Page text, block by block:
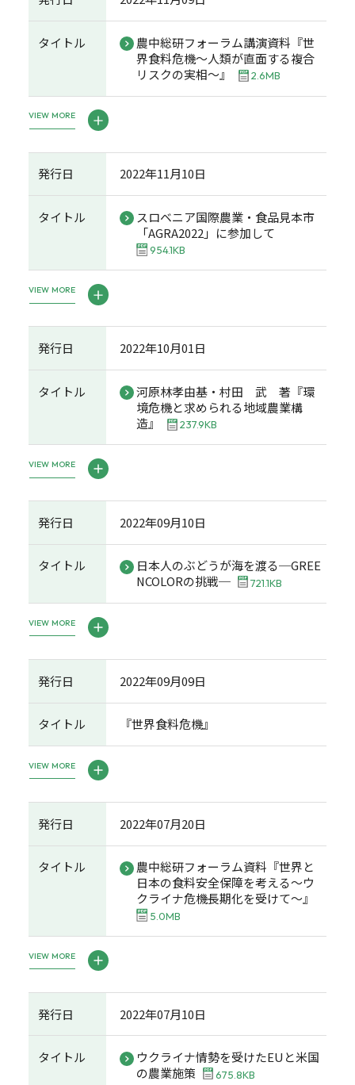
タイトル
農中総研フォーラム講演資料『世
界食料危機～人類が直面する複合
リスクの実相～』
2.6MB
VIEW MORE
発行日 2022年11月10日
タイトル
スロベニア国際農業・食品見本市
「AGRA2022」に参加して
954.1KB
VIEW MORE
発行日 2022年10月01日
タイトル
河原林孝由基・村田 武 著『環
境危機と求められる地域農業構
造』
237.9KB
VIEW MORE
発行日 2022年09月10日
タイトル
日本人のぶどうが海を渡る─GREE
NCOLORの挑戦─
721.1KB
VIEW MORE
発行日 2022年09月09日
タイトル 『世界食料危機』
VIEW MORE
発行日 2022年07月20日
タイトル
農中総研フォーラム資料『世界と
日本の食料安全保障を考える～ウ
クライナ危機長期化を受けて～』
5.0MB
VIEW MORE
発行日 2022年07月10日
タイトル
ウクライナ情勢を受けたEUと米国
の農業施策
675.8KB